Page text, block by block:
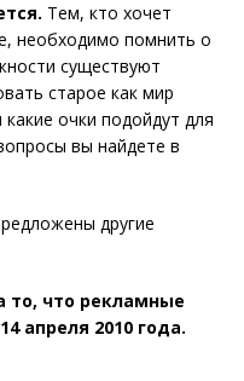
Тем, кто хочет
необходимо помнить о
существуют
старое как мир
очки подойдут для
вы найдете в
другие
что рекламные
апреля 2010 года.